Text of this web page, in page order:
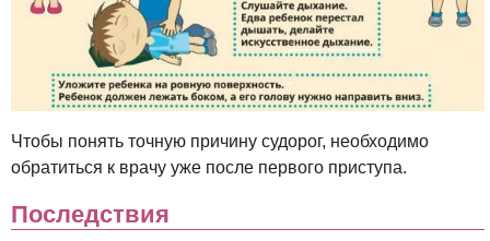
Чтобы понять точную причину судорог, необходимо
обратиться к врачу уже после первого приступа.
Последствия